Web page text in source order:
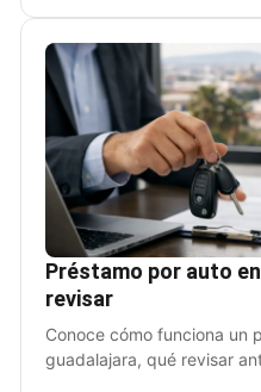
Préstamo por auto
revisar
Conoce cómo funciona un
guadalajara, qué revisar